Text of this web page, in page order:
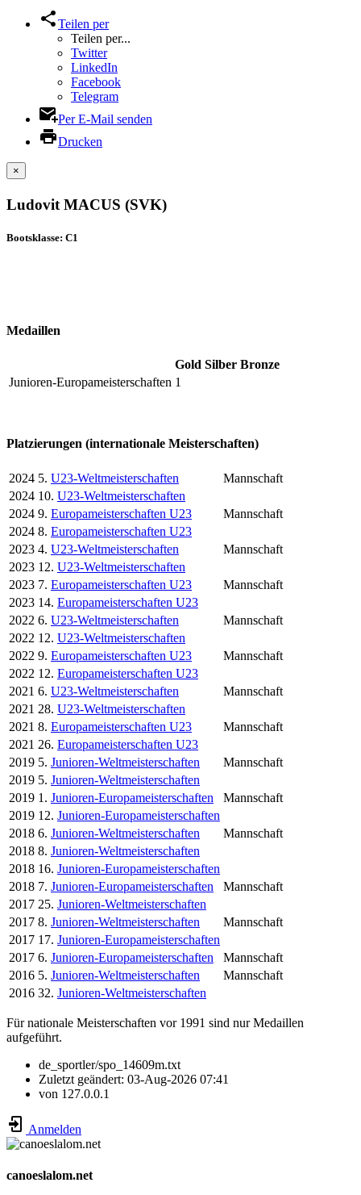
Teilen per
Teilen per...
Twitter
LinkedIn
Facebook
Telegram
Per E-Mail senden
Drucken
×
Ludovit MACUS (SVK)
Bootsklasse: C1
Medaillen
Gold Silber Bronze
Junioren-Europameisterschaften 1
Platzierungen (internationale Meisterschaften)
2024 5. U23-Weltmeisterschaften
Mannschaft
2024 10. U23-Weltmeisterschaften
2024 9. Europameisterschaften U23
Mannschaft
2024 8. Europameisterschaften U23
2023 4. U23-Weltmeisterschaften
Mannschaft
2023 12. U23-Weltmeisterschaften
2023 7. Europameisterschaften U23
Mannschaft
2023 14. Europameisterschaften U23
2022 6. U23-Weltmeisterschaften
Mannschaft
2022 12. U23-Weltmeisterschaften
2022 9. Europameisterschaften U23
Mannschaft
2022 12. Europameisterschaften U23
2021 6. U23-Weltmeisterschaften
Mannschaft
2021 28. U23-Weltmeisterschaften
2021 8. Europameisterschaften U23
Mannschaft
2021 26. Europameisterschaften U23
2019 5. Junioren-Weltmeisterschaften
Mannschaft
2019 5. Junioren-Weltmeisterschaften
2019 1. Junioren-Europameisterschaften
Mannschaft
2019 12. Junioren-Europameisterschaften
2018 6. Junioren-Weltmeisterschaften
Mannschaft
2018 8. Junioren-Weltmeisterschaften
2018 16. Junioren-Europameisterschaften
2018 7. Junioren-Europameisterschaften
Mannschaft
2017 25. Junioren-Weltmeisterschaften
2017 8. Junioren-Weltmeisterschaften
Mannschaft
2017 17. Junioren-Europameisterschaften
2017 6. Junioren-Europameisterschaften
Mannschaft
2016 5. Junioren-Weltmeisterschaften
Mannschaft
2016 32. Junioren-Weltmeisterschaften
Für nationale Meisterschaften vor 1991 sind nur Medaillen
aufgeführt.
de_sportler/spo_14609m.txt
Zuletzt geändert: 03-Aug-2026 07:41
von 127.0.0.1
Anmelden
canoeslalom.net